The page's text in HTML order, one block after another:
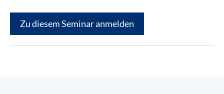
Zu diesem Seminar anmelden